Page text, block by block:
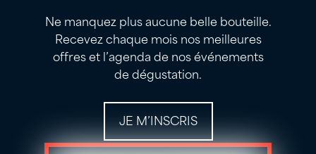
Ne manquez plus aucune belle bouteille.
Recevez chaque mois nos meilleures
offres et l’agenda de nos événements
de dégustation.
JE M’INSCRIS